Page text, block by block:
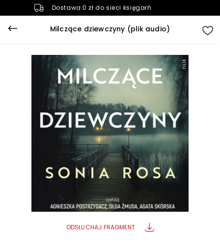
Dostawa 0 zł do sieci księgarń
Milczące dziewczyny (plik audio)
ODSŁUCHAJ FRAGMENT